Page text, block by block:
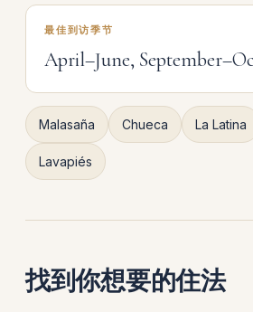
最佳到访季节
April–June,
Malasaña Chueca La Latina
Lavapiés
找到你想要的住法